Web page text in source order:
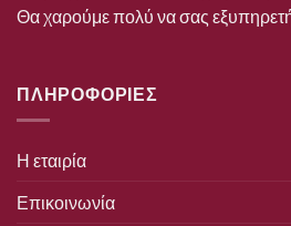
Θα χαρούμε πολύ να σας
ΠΛΗΡΟΦΟΡΙΕΣ
Η εταιρία
Επικοινωνία